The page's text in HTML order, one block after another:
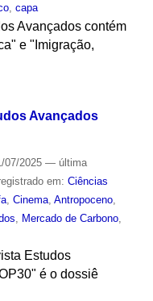
, capa
Avançados contém
e "Imigração,
Avançados
07/2025 — última
em: Ciências
, Cinema, Antropoceno,
, Mercado de Carbono,
Estudos
é o dossiê